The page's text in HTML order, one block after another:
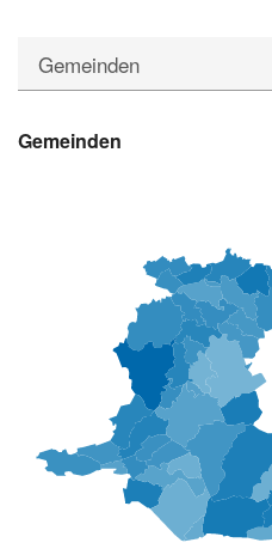
Gemeinden
Downloads
Gemeinden